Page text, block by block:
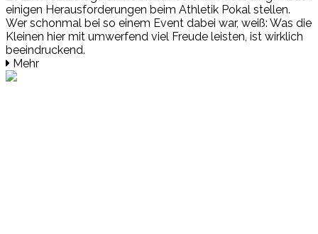
einigen Herausforderungen beim Athletik Pokal stellen.
Wer schonmal bei so einem Event dabei war, weiß: Was die
Kleinen hier mit umwerfend viel Freude leisten, ist wirklich
beeindruckend.
Mehr